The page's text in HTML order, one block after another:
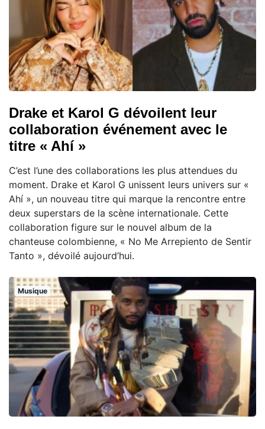
Drake et Karol G dévoilent leur
collaboration événement avec le
titre « Ahí »
C’est l’une des collaborations les plus attendues du
moment. Drake et Karol G unissent leurs univers sur «
Ahí », un nouveau titre qui marque la rencontre entre
deux superstars de la scène internationale. Cette
collaboration figure sur le nouvel album de la
chanteuse colombienne, « No Me Arrepiento de Sentir
Tanto », dévoilé aujourd’hui.
Musique